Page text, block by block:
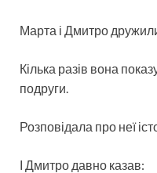
Марта і Дмитро
Кілька разів вона
подруги.
Розповідала про неї
І Дмитро давно казав: